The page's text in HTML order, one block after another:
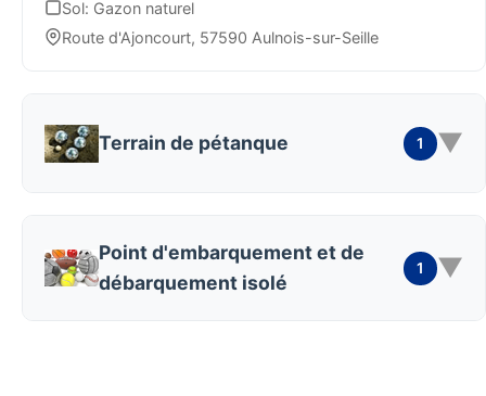
Sol: Gazon naturel
Route d'Ajoncourt, 57590 Aulnois-sur-Seille
Terrain de pétanque 1 ▼
Point d'embarquement et de
débarquement isolé
1 ▼